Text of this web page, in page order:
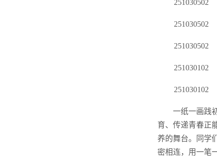
251030502
251030502
251030502
251030102
251030102
一纸一画践
育、传递青春正
养的舞台。同学
密相连，用一笔